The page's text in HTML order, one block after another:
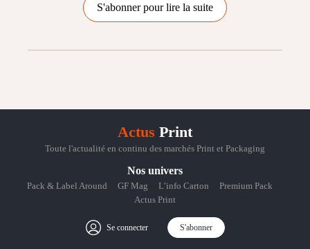
S'abonner pour lire la suite
Actus Print
Toute l'actualité en continu des marchés Print et Packaging
Nos univers
Pack & Label Around GF Mag L’info Carton
Premium Pack
Actus Print
Se connecter S'abonner